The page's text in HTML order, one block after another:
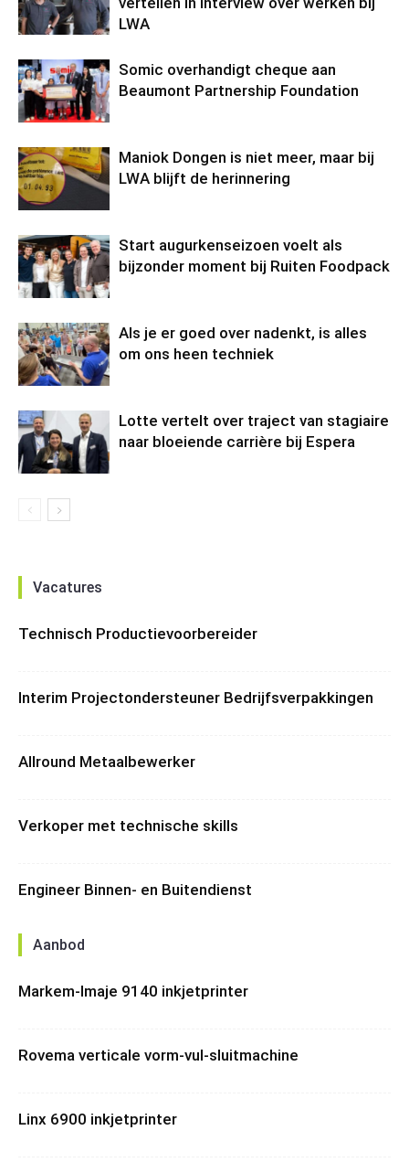
LWA
Somic overhandigt cheque aan
Beaumont Partnership Foundation
Maniok Dongen is niet meer, maar bij
LWA blijft de herinnering
Start augurkenseizoen voelt als
bijzonder moment bij Ruiten Foodpack
Als je er goed over nadenkt, is alles
om ons heen techniek
Lotte vertelt over traject van stagiaire
naar bloeiende carrière bij Espera
Vacatures
Technisch Productievoorbereider
Interim Projectondersteuner Bedrijfsverpakkingen
Allround Metaalbewerker
Verkoper met technische skills
Engineer Binnen- en Buitendienst
Aanbod
Markem-Imaje 9140 inkjetprinter
Rovema verticale vorm-vul-sluitmachine
Linx 6900 inkjetprinter